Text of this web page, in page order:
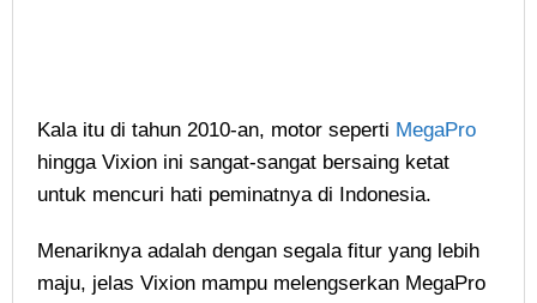
Kala itu di tahun 2010-an, motor seperti MegaPro
hingga Vixion ini sangat-sangat bersaing ketat
untuk mencuri hati peminatnya di Indonesia.
Menariknya adalah dengan segala fitur yang lebih
maju, jelas Vixion mampu melengserkan MegaPro